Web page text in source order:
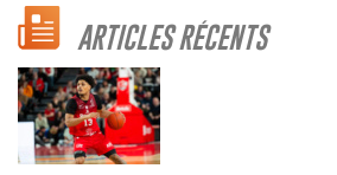
ARTICLES RÉCENTS